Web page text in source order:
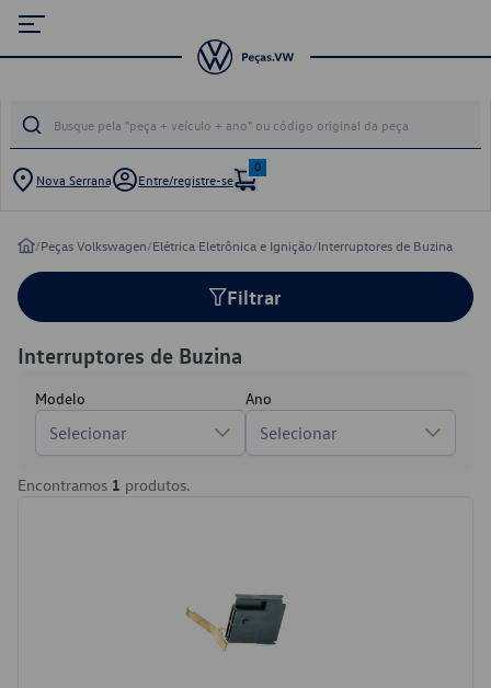
Nova Serrana Entre/registre-se
0
/Peças Volkswagen/Elétrica Eletrônica e Ignição/Interruptores de Buzina
Filtrar
Interruptores de Buzina
Modelo
Selecionar
Ano
Selecionar
Encontramos 1 produtos.